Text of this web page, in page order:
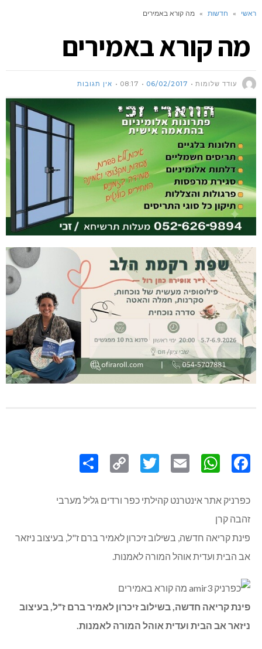
ראשי » חדשות » מה קורא באמירים
מה קורא באמירים
עודד שלומות 06/02/2017
08:17 אין תגובות
Link
כפרניק אתר אינטרנט קהילתי כפר ורדים גליל מערבי
זהבה קרן
פינת קריאה חדשה, בשילוב זיכרון לאמיר ברם ז"ל, בעיצוב ניזאר
אב הבית ועדית אוהל המורה לאמנות.
פינת קריאה חדשה, בשילוב זיכרון לאמיר ברם ז"ל, בעיצוב
ניזאר אב הבית ועדית אוהל המורה לאמנות.